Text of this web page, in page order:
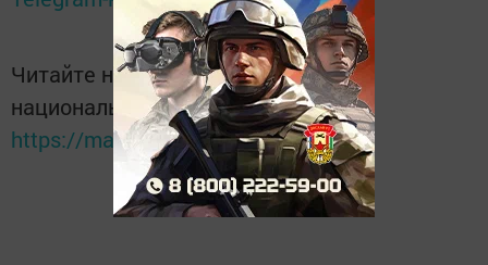
Читайте новости Татарстана в
национальном мессенджере MАХ:
https://max.ru/tatmedia